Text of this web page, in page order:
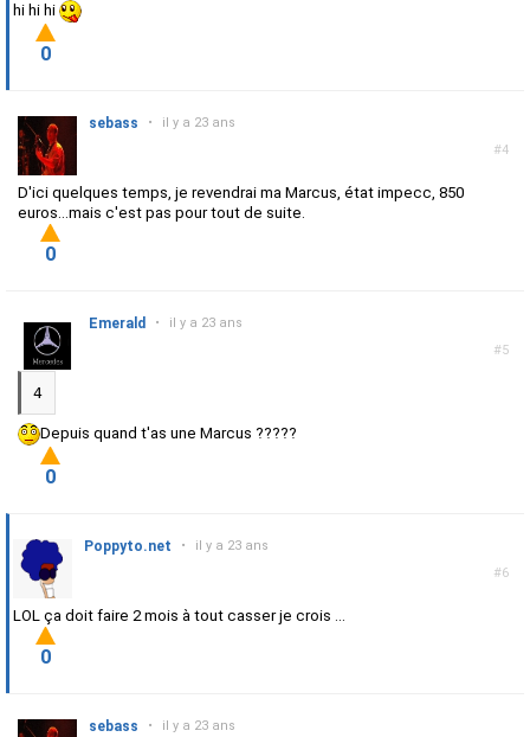
hi hi hi
0
#4
sebass • il y a 23 ans
D'ici quelques temps, je revendrai ma Marcus, état impecc, 850
euros...mais c'est pas pour tout de suite.
0
#5
Emerald • il y a 23 ans
4
Depuis quand t'as une Marcus ?????
0
#6
Poppyto.net • il y a 23 ans
LOL ça doit faire 2 mois à tout casser je crois ...
0
sebass • il y a 23 ans